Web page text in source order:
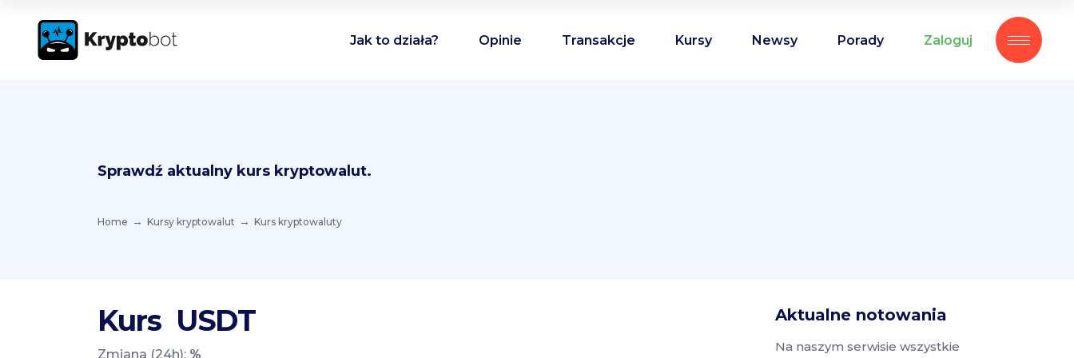
Jak to działa? Opinie Transakcje Kursy Newsy Porady Zaloguj
Sprawdź aktualny kurs kryptowalut.
Home Kursy kryptowalut Kurs kryptowaluty
Kurs USDT
Zmiana (24h): %
Aktualne notowania
Na naszym serwisie wszystkie